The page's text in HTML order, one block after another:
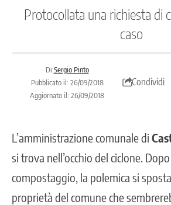
Protocollata una richiesta di
caso
Di:Sergio Pinto
Pubblicato il: 26/09/2018
Aggiornato il: 26/09/2018
Condividi
L’amministrazione comunale di
si trova nell’occhio del ciclone.
compostaggio, la polemica si
proprietà del comune che